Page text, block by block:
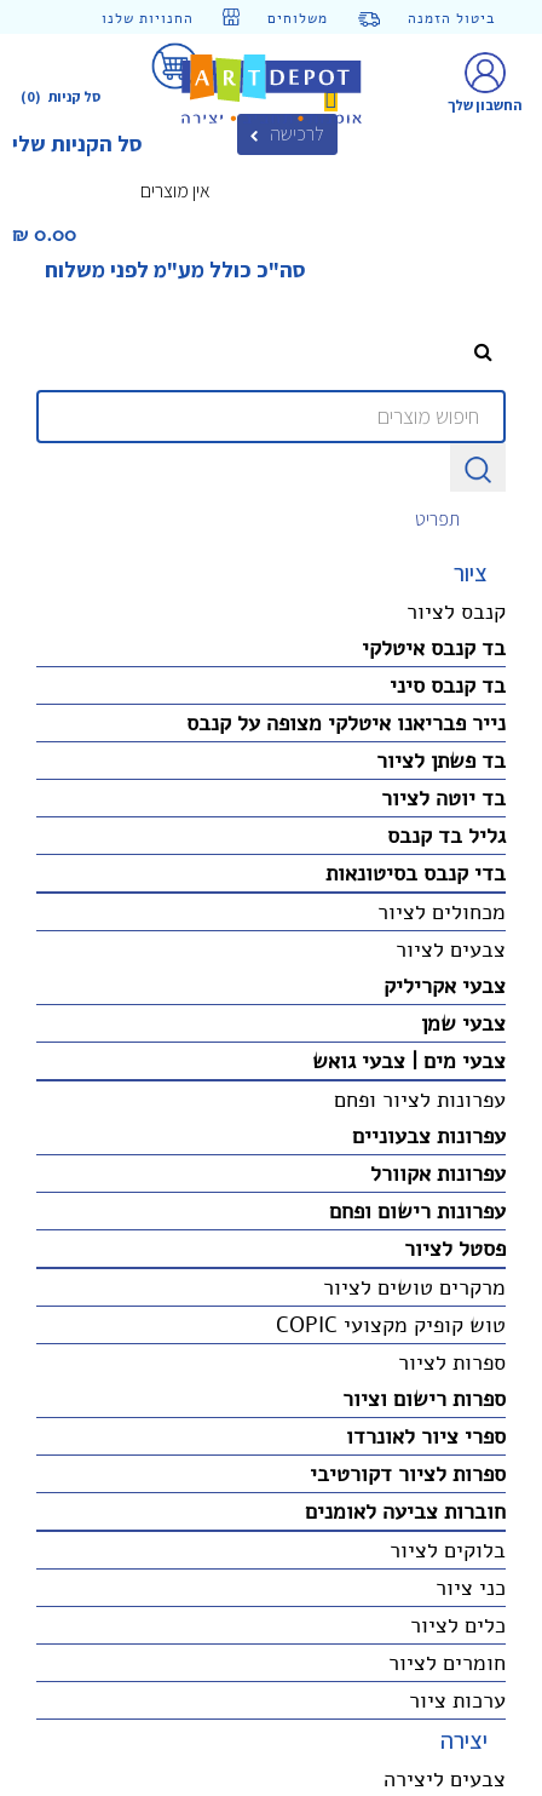
ביטול הזמנה משלוחים החנויות שלנו
(0) סל קניות
סל הקניות שלי לרכישה
אין מוצרים
0.00 ₪‎
סה"כ כולל מע"מ לפני משלוח
החשבון שלך
תפריט
ציור
קנבס לציור
בד קנבס איטלקי
בד קנבס סיני
נייר פבריאנו איטלקי מצופה על קנבס
בד פשתן לציור
בד יוטה לציור
גליל בד קנבס
בדי קנבס בסיטונאות
מכחולים לציור
צבעים לציור
צבעי אקריליק
צבעי שמן
צבעי מים | צבעי גואש
עפרונות לציור ופחם
עפרונות צבעוניים
עפרונות אקוורל
עפרונות רישום ופחם
פסטל לציור
מרקרים טושים לציור
טוש קופיק מקצועי COPIC
ספרות לציור
ספרות רישום וציור
ספרי ציור לאונרדו
ספרות לציור דקורטיבי
חוברות צביעה לאומנים
בלוקים לציור
כני ציור
כלים לציור
חומרים לציור
ערכות ציור
יצירה
צבעים ליצירה